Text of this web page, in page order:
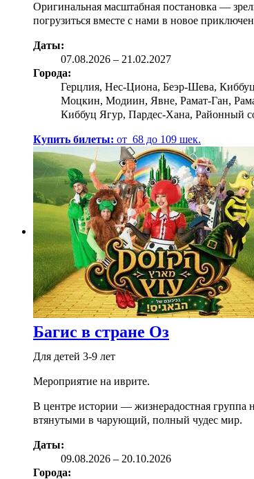
Оригинальная масштабная постановка —
погрузиться вместе с нами в новое
Даты:
07.08.2026 – 21.02.2027
Города:
Герцлия, Нес-Циона, Беэр-Шева,
Моцкин, Модиин, Явне, Рамат-Ган,
Киббуц Ягур, Пардес-Хана, Районный
Купить билеты: от 68 до 109 шек.
Багис в стране Оз
Для детей 3-9 лет
Мероприятие на иврите.
В центре истории — жизнерадостная группа
втянутыми в чарующий, полный чудес мир.
Даты:
09.08.2026 – 20.10.2026
Города: